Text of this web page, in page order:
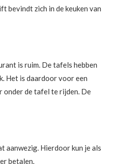
bevindt zich in de keuken van
is ruim. De tafels hebben
Het is daardoor voor een
de tafel te rijden. De
aanwezig. Hierdoor kun je als
betalen.